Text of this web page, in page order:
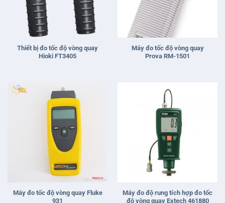
Thiết bị đo tốc độ vòng quay
Hioki FT3405
Máy đo tốc độ vòng quay
Prova RM-1501
Máy đo tốc độ vòng quay Fluke
931
Máy đo độ rung tích hợp đo tốc
độ vòng quay Extech 461880